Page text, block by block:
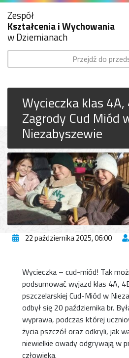
Zespół
Kształcenia i Wychowania
w Dziemianach
Przejdź do
Wycieczka klas
Zagrody Cud Miód
Niezabyszewie
22 października 2025, 06:00
Wycieczka – cud-miód! Tak
podsumować wyjazd klas 4A,
pszczelarskiej Cud-Miód w
odbył się 20 października br.
wyprawa, podczas której
życia pszczół oraz odkryli, jak
niewielkie owady odgrywają w
człowieka.